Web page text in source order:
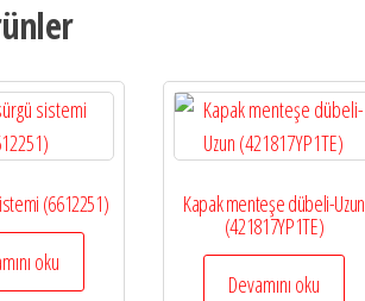
(6612251)
oku
Kapak menteşe dübeli-Uzun
(421817YP1TE)
Devamını oku